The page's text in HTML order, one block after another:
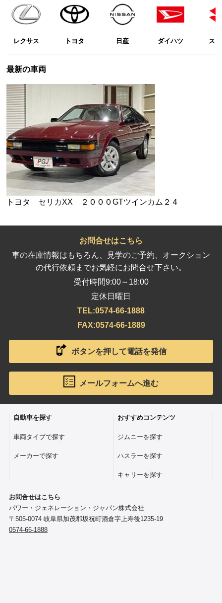
レクサス トヨタ 日産 ダイハツ ス
最新の車両
トヨタ セリカXX ２０００GTツインカム２４
お問合せはこちら
車の在庫情報はもちろん、見学のご予約、オークション
の代行依頼までお気軽にお問合せ下さい。
受付時間9:00～18:00
定休日曜日
TEL:0574-66-1888
FAX:0574-66-1889
ボタンを押して電話を発信
メールフォームへ進む
自動車を探す
車両タイプで探す
メーカーで探す
おすすめコンテンツ
ジムニーを探す
ハスラーを探す
キャリーを探す
お問合せはこちら
パワー・ジェネレーション・ジャパン株式会社
〒505-0074 岐阜県加茂郡坂祝町酒倉字上寿後1235-19
0574-66-1888